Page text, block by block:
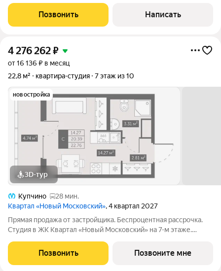
от застройщика, где так же установлен кухонный гарнитур.
Просторный, застекленный
Позвонить Написать
4 276 262₽
от 16 136 ₽ в месяц
22,8 м²
квартира-студия 7 этаж из 10
новостройка
3D-тур
Купчино
28 мин.
Квартал «Новый Московский», 4 квартал 2027
Прямая продажа от застройщика. Беспроцентная рассрочка.
Студия в ЖК Квартал «Новый Московский» на 7-м этаже.
квартал «Новый Московский» в Пушкинском районе. Этот
комплекс объединит в себе
Позвонить Позвоните мне